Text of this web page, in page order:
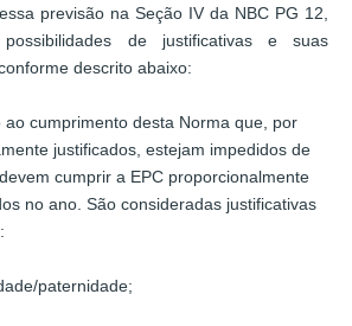
previsão na Seção IV da NBC PG 12,
de justificativas e suas
descrito abaixo:
ao cumprimento desta Norma que, por
justificados, estejam impedidos de
cumprir a EPC proporcionalmente
no ano. São consideradas justificativas
paternidade;